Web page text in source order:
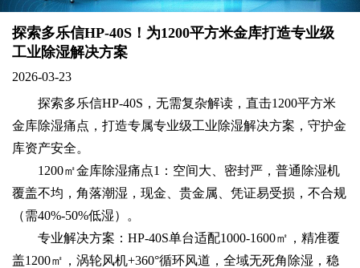
探索多乐信HP-40S！为1200平方米金库打造专业级
工业除湿解决方案
2026-03-23
探索多乐信HP-40S，无需复杂解读，直击1200平方米
金库除湿痛点，打造专属专业级工业除湿解决方案，守护金
库资产安全。
1200㎡金库除湿痛点1：空间大、密封严，普通除湿机
覆盖不均，角落潮湿，现金、贵金属、凭证易受损，不合规
（需40%-50%低湿）。
专业解决方案：HP-40S单台适配1000-1600㎡，精准覆
盖1200㎡，涡轮风机+360°循环风道，全域无死角除湿，稳